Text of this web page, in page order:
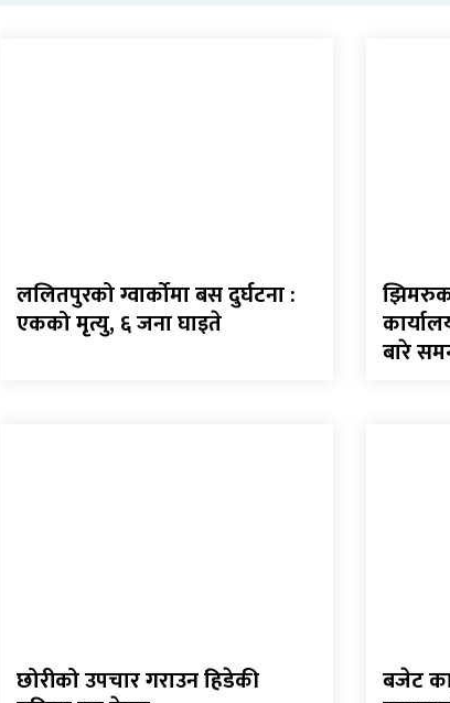
ललितपुरको ग्वार्कोमा बस दुर्घटना :
एकको मृत्यु, ६ जना घाइते
बारे
छोरीको उपचार गराउन हिडेकी बजेट